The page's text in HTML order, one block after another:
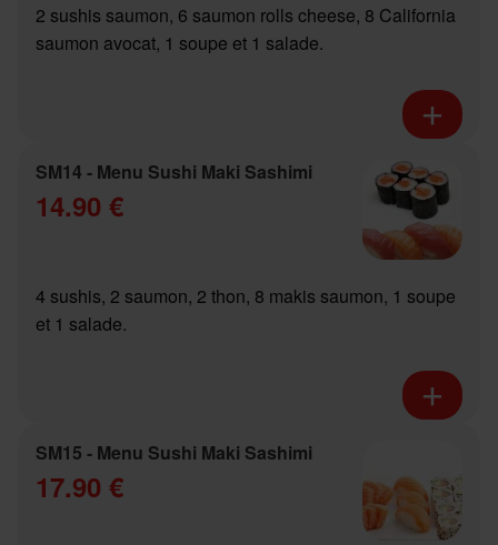
2 sushis saumon, 6 saumon rolls cheese, 8 California
saumon avocat, 1 soupe et 1 salade.
SM14 - Menu Sushi Maki Sashimi
14.90 €
4 sushis, 2 saumon, 2 thon, 8 makis saumon, 1 soupe
et 1 salade.
SM15 - Menu Sushi Maki Sashimi
17.90 €